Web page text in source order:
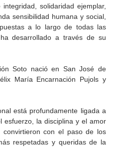
solidaridad ejemplar,
sensibilidad humana y social,
a lo largo de todas las
desarrollado a través de su
Soto nació en San José de
María Encarnación Pujols y
está profundamente ligada a
esfuerzo, la disciplina y el amor
con el paso de los
respetadas y queridas de la